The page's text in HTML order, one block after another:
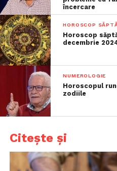
încercare
HOROSCOP
Horoscop
decembrie
NUMEROLOGIE
Horoscopul
zodiile
Citește și